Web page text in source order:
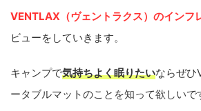
VENTLAX（ヴェントラクス）のインフ
ビューをしていきます。
キャンプで気持ちよく眠りたいならぜひ
ータブルマットのことを知って欲しいで